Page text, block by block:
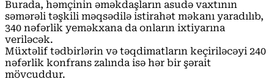
Burada, həmçinin əməkdaşların asudə vaxtının
səmərəli təşkili məqsədilə istirahət məkanı yaradılıb,
340 nəfərlik yeməkxana da onların ixtiyarına
veriləcək.
Müxtəlif tədbirlərin və təqdimatların keçiriləcəyi 240
nəfərlik konfrans zalında isə hər bir şərait
mövcuddur.